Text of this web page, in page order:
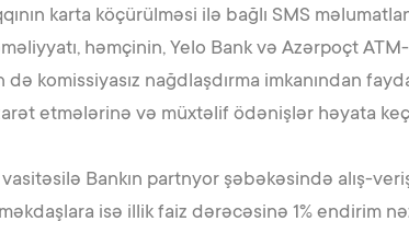
karta köçürülməsi ilə bağlı SMS
həmçinin, Yelo Bank və Azərpoçt
komissiyasız nağdlaşdırma imkanından
etmələrinə və müxtəlif ödənişlər həyata
Bankın partnyor şəbəkəsində alış-
isə illik faiz dərəcəsinə 1% endirim